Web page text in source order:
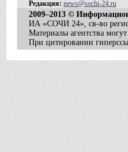
Редакция: news@sochi-24.ru
2009–2013 ©
ИА «СОЧИ 24», св-во
Материалы агентства
При цитировании